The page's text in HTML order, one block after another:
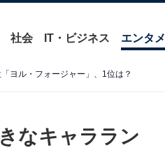
社会 IT・ビジネス エンタメ
ヨル・フォージャー」、1位は？
なキャララン